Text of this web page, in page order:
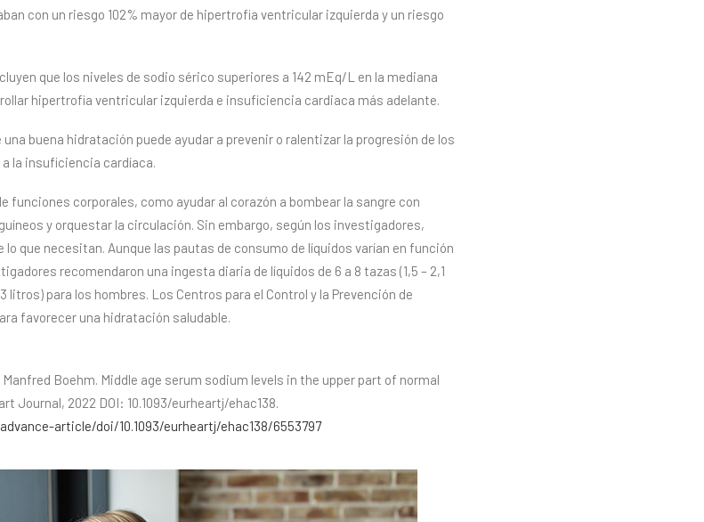
con un riesgo 102% mayor de hipertrofia ventricular izquierda y un riesgo
que los niveles de sodio sérico superiores a 142 mEq/L en la mediana
hipertrofia ventricular izquierda e insuficiencia cardiaca más adelante.
buena hidratación puede ayudar a prevenir o ralentizar la progresión de los
la insuficiencia cardíaca.
funciones corporales, como ayudar al corazón a bombear la sangre con
y orquestar la circulación. Sin embargo, según los investigadores,
que necesitan. Aunque las pautas de consumo de líquidos varían en función
recomendaron una ingesta diaria de líquidos de 6 a 8 tazas (1,5 – 2,1
litros) para los hombres. Los Centros para el Control y la Prevención de
favorecer una hidratación saludable.
Boehm. Middle age serum sodium levels in the upper part of normal
Journal, 2022 DOI: 10.1093/eurheartj/ehac138.
article/doi/10.1093/eurheartj/ehac138/6553797